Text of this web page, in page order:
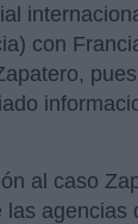
con
al caso
las agencias